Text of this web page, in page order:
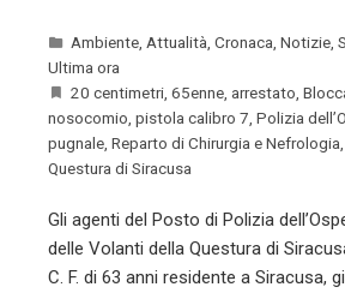
Ambiente Attualità Cronaca Notizie
Ultima ora
20 centimetri 65enne arrestato
nosocomio pistola calibro 7 Polizia
pugnale Reparto di Chirurgia e Nefrologia
Questura di Siracusa
Gli agenti del Posto di Polizia
delle Volanti della Questura di
C. F. di 63 anni residente a Siracusa,